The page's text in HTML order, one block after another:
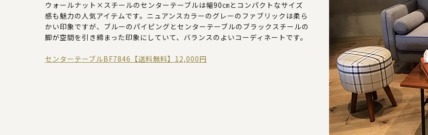
ウォールナット×スチールのセンターテーブルは幅90㎝とコンパクトなサイズ
感も魅力の人気アイテムです。ニュアンスカラーのグレーのファブリックは柔ら
かい印象ですが、ブルーのパイピングとセンターテーブルのブラックスチールの
脚が空間を引き締まった印象にしていて、バランスのよいコーディネートです。
センターテーブルBF7846【送料無料】12,000円